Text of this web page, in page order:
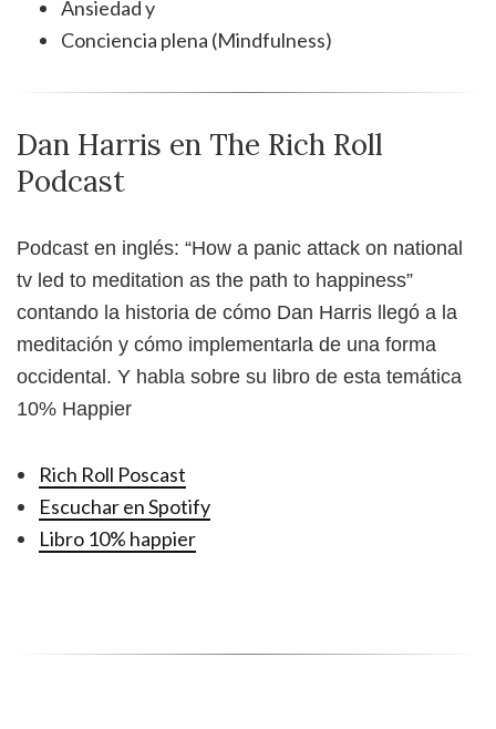
Ansiedad y
Conciencia plena (Mindfulness)
Dan Harris en The Rich Roll
Podcast
Podcast en inglés: “How a panic attack on national
tv led to meditation as the path to happiness”
contando la historia de cómo Dan Harris llegó a la
meditación y cómo implementarla de una forma
occidental. Y habla sobre su libro de esta temática
10% Happier
Rich Roll Poscast
Escuchar en Spotify
Libro 10% happier